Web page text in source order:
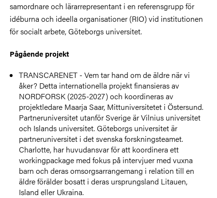
samordnare och lärarrepresentant i en referensgrupp för
idéburna och ideella organisationer (RIO) vid institutionen
för socialt arbete, Göteborgs universitet.
Pågående projekt
TRANSCARENET - Vem tar hand om de äldre när vi
åker? Detta internationella projekt finansieras av
NORDFORSK (2025-2027) och koordineras av
projektledare Maarja Saar, Mittuniversitetet i Östersund.
Partneruniversitet utanför Sverige är Vilnius universitet
och Islands universitet. Göteborgs universitet är
partneruniversitet i det svenska forskningsteamet.
Charlotte, har huvudansvar för att koordinera ett
workingpackage med fokus på intervjuer med vuxna
barn och deras omsorgsarrangemang i relation till en
äldre förälder bosatt i deras ursprungsland Litauen,
Island eller Ukraina.